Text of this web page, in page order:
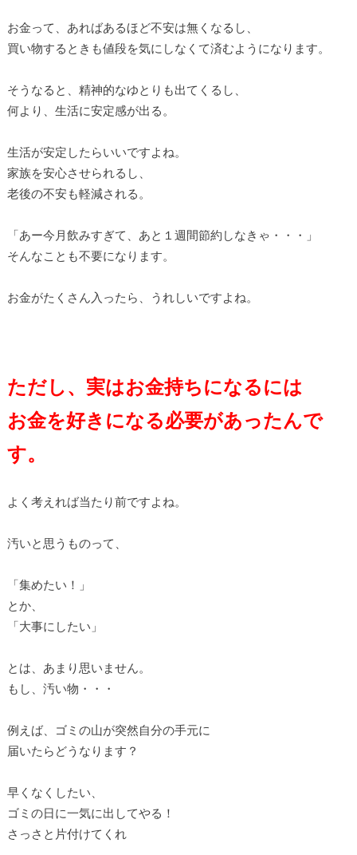
お金って、あればあるほど不安は無くなるし、
買い物するときも値段を気にしなくて済むようになります。
そうなると、精神的なゆとりも出てくるし、
何より、生活に安定感が出る。
生活が安定したらいいですよね。
家族を安心させられるし、
老後の不安も軽減される。
「あー今月飲みすぎて、あと１週間節約しなきゃ・・・」
そんなことも不要になります。
お金がたくさん入ったら、うれしいですよね。
ただし、実はお金持ちになるには
お金を好きになる必要があったんで
す。
よく考えれば当たり前ですよね。
汚いと思うものって、
「集めたい！」
とか、
「大事にしたい」
とは、あまり思いません。
もし、汚い物・・・
例えば、ゴミの山が突然自分の手元に
届いたらどうなります？
早くなくしたい、
ゴミの日に一気に出してやる！
さっさと片付けてくれ